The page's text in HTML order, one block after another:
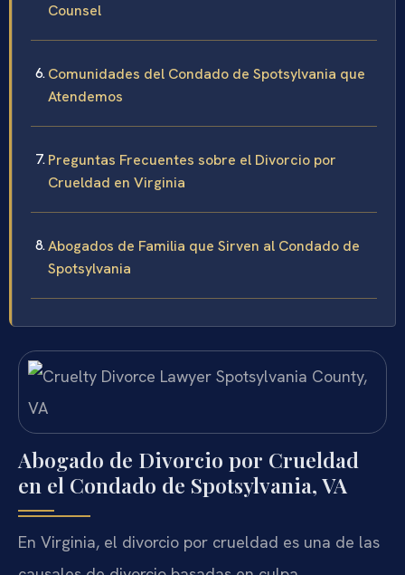
Counsel
Comunidades del Condado de Spotsylvania que
Atendemos
Preguntas Frecuentes sobre el Divorcio por
Crueldad en Virginia
Abogados de Familia que Sirven al Condado de
Spotsylvania
Abogado de Divorcio por Crueldad
en el Condado de Spotsylvania, VA
En Virginia, el divorcio por crueldad es una de las